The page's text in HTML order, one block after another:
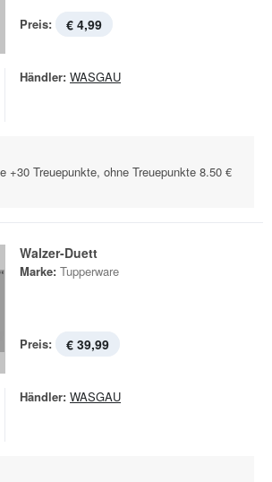
Preis: € 4,99
Händler: WASGAU
+30 Treuepunkte, ohne Treuepunkte 8.50 €
Walzer-Duett
Marke: Tupperware
Preis: € 39,99
Händler: WASGAU